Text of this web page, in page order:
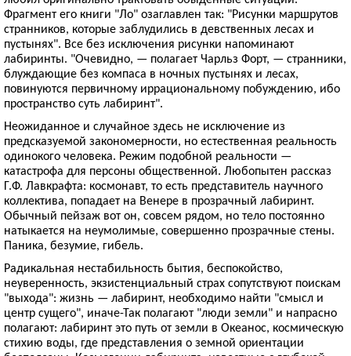
Фрагмент его книги "Ло" озаглавлен так: "Рисунки маршрутов
странников, которые заблудились в девственных лесах и
пустынях". Все без исключения рисунки напоминают
лабиринты. "Очевидно, — полагает Чарльз Форт, — странники,
блуждающие без компаса в ночных пустынях и лесах,
повинуются первичному иррациональному побуждению, ибо
пространство суть лабиринт".
Неожиданное и случайное здесь не исключение из
предсказуемой закономерности, но естественная реальность
одинокого человека. Режим подобной реальности —
катастрофа для персоны общественной. Любопытен рассказ
Г.Ф. Лавкрафта: космонавт, то есть представитель научного
коллектива, попадает на Венере в прозрачный лабиринт.
Обычный пейзаж вот он, совсем рядом, но тело постоянно
натыкается на неумолимые, совершенно прозрачные стены.
Паника, безумие, гибель.
Радикальная нестабильность бытия, беспокойство,
неуверенность, экзистенциальный страх сопутствуют поискам
"выхода": жизнь — лабиринт, необходимо найти "смысл и
центр сущего", иначе-Так полагают "люди земли" и напрасно
полагают: лабиринт это путь от земли в Океанос, космическую
стихию воды, где представления о земной ориентации